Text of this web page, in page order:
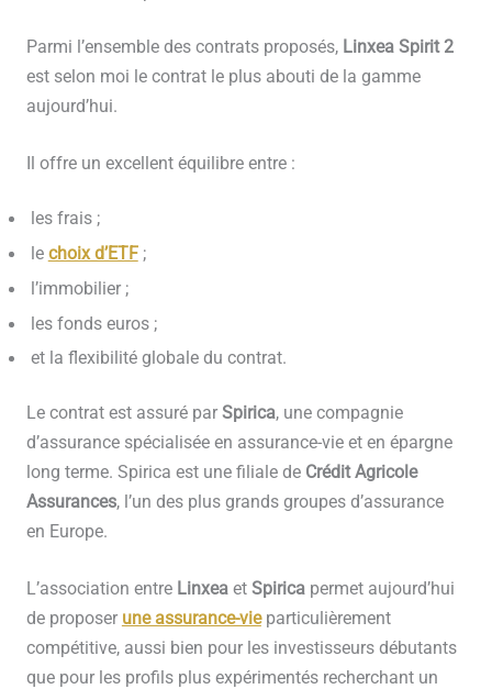
Parmi l’ensemble des contrats proposés, Linxea Spirit 2
est selon moi le contrat le plus abouti de la gamme
aujourd’hui.
Il offre un excellent équilibre entre :
les frais ;
le choix d’ETF;
l’immobilier ;
les fonds euros ;
et la flexibilité globale du contrat.
Le contrat est assuré par Spirica, une compagnie
d’assurance spécialisée en assurance-vie et en épargne
long terme. Spirica est une filiale de Crédit Agricole
Assurances, l’un des plus grands groupes d’assurance
en Europe.
L’association entre Linxeaet Spiricapermet aujourd’hui
de proposer une assurance-vieparticulièrement
compétitive, aussi bien pour les investisseurs débutants
que pour les profils plus expérimentés recherchant un